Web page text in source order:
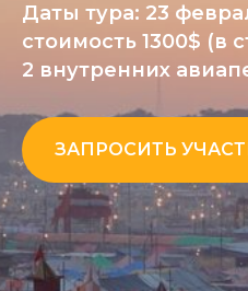
Даты тура: 23
стоимость 1300$ (в
2 внутренних
ЗАПРОСИТЬ